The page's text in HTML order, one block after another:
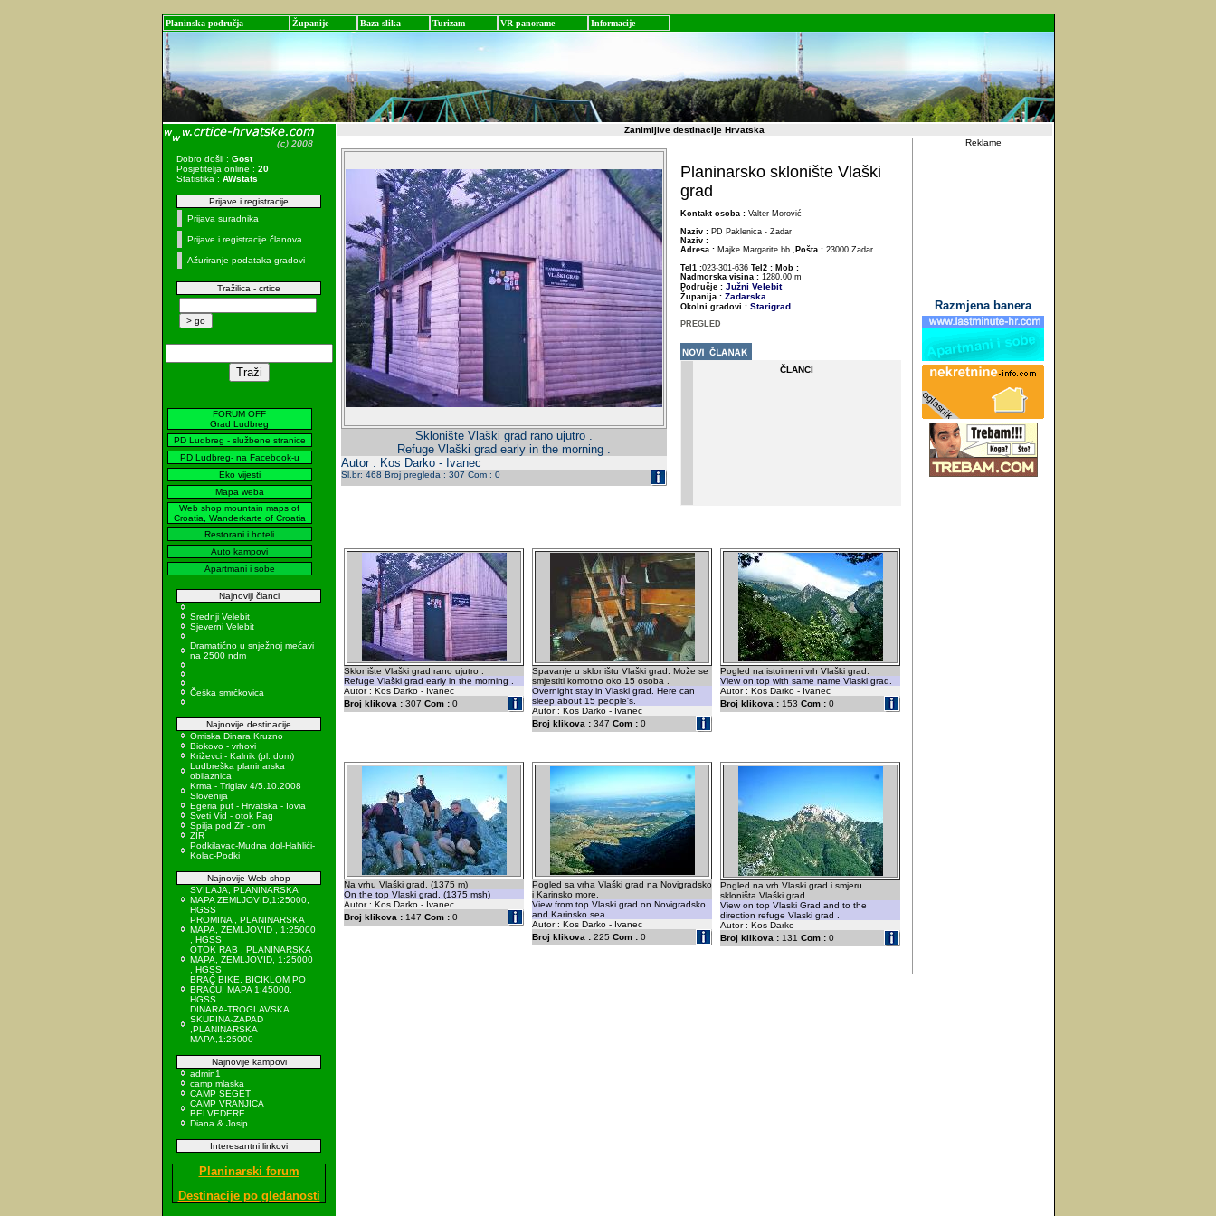
Planinska područja Županije Baza slika Turizam VR panorame Informacije
Dobro došli : Gost
Posjetitelja online : 20
Statistika : AWstats
Prijave i registracije
Prijava suradnika
Prijave i registracije članova
Ažuriranje podataka gradovi
Tražilica - crtice
FORUM OFF
Grad Ludbreg
PD Ludbreg - službene stranice
PD Ludbreg- na Facebook-u
Eko vijesti
Mapa weba
Web shop mountain maps of
Croatia, Wanderkarte of Croatia
Restorani i hoteli
Auto kampovi
Apartmani i sobe
Najnoviji članci
Srednji Velebit
Sjeverni Velebit
Dramatično u snježnoj mećavi
na 2500 ndm
Češka smrčkovica
Najnovije destinacije
Omiska Dinara Kruzno
Biokovo - vrhovi
Križevci - Kalnik (pl. dom)
Ludbreška planinarska
obilaznica
Krma - Triglav 4/5.10.2008
Slovenija
Egeria put - Hrvatska - Iovia
Sveti Vid - otok Pag
Spilja pod Zir - om
ZIR
Podkilavac-Mudna dol-Hahlići-
Kolac-Podki
Najnovije Web shop
SVILAJA, PLANINARSKA
MAPA ZEMLJOVID,1:25000,
HGSS
PROMINA , PLANINARSKA
MAPA, ZEMLJOVID , 1:25000
, HGSS
OTOK RAB , PLANINARSKA
MAPA, ZEMLJOVID, 1:25000
, HGSS
BRAČ BIKE, BICIKLOM PO
BRAČU, MAPA 1:45000,
HGSS
DINARA-TROGLAVSKA
SKUPINA-ZAPAD
,PLANINARSKA
MAPA,1:25000
Najnovije kampovi
admin1
camp mlaska
CAMP SEGET
CAMP VRANJICA
BELVEDERE
Diana & Josip
Interesantni linkovi
Planinarski forum
Destinacije po gledanosti
Zanimljive destinacije Hrvatska
Sklonište Vlaški grad rano ujutro .
Refuge Vlaški grad early in the morning .
Autor : Kos Darko - Ivanec
Sl.br: 468 Broj pregleda : 307 Com : 0
Planinarsko sklonište Vlaški
grad
Kontakt osoba : Valter Morović
Naziv : PD Paklenica - Zadar
Naziv :
Adresa : Majke Margarite bb , Pošta : 23000 Zadar
Tel1 :023-301-636 Tel2 : Mob :
Nadmorska visina : 1280.00 m
Područje : Južni Velebit
Županija : Zadarska
Okolni gradovi : Starigrad
PREGLED
ČLANCI
Sklonište Vlaški grad rano ujutro .
Refuge Vlaški grad early in the morning .
Autor : Kos Darko - Ivanec
Broj klikova : 307 Com : 0
Spavanje u skloništu Vlaški grad. Može se
smjestiti komotno oko 15 osoba .
Overnight stay in Vlaski grad. Here can
sleep about 15 people's.
Autor : Kos Darko - Ivanec
Broj klikova : 347 Com : 0
Pogled na istoimeni vrh Vlaški grad.
View on top with same name Vlaski grad.
Autor : Kos Darko - Ivanec
Broj klikova : 153 Com : 0
Na vrhu Vlaški grad. (1375 m)
On the top Vlaski grad. (1375 msh)
Autor : Kos Darko - Ivanec
Broj klikova : 147 Com : 0
Pogled sa vrha Vlaški grad na Novigradsko
i Karinsko more.
View from top Vlaski grad on Novigradsko
and Karinsko sea .
Autor : Kos Darko - Ivanec
Broj klikova : 225 Com : 0
Pogled na vrh Vlaski grad i smjeru
skloništa Vlaški grad .
View on top Vlaski Grad and to the
direction refuge Vlaski grad .
Autor : Kos Darko
Broj klikova : 131 Com : 0
Reklame
Razmjena banera